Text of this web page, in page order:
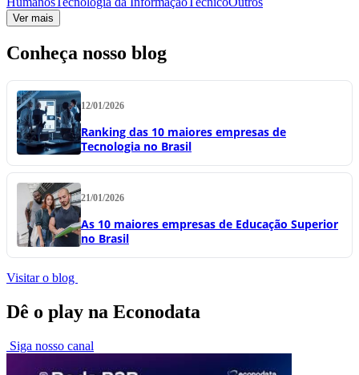
Ver mais
Conheça nosso blog
12/01/2026
Ranking das 10 maiores empresas de
Tecnologia no Brasil
21/01/2026
As 10 maiores empresas de Educação Superior
no Brasil
Visitar o blog
Dê o play na Econodata
Siga nosso canal